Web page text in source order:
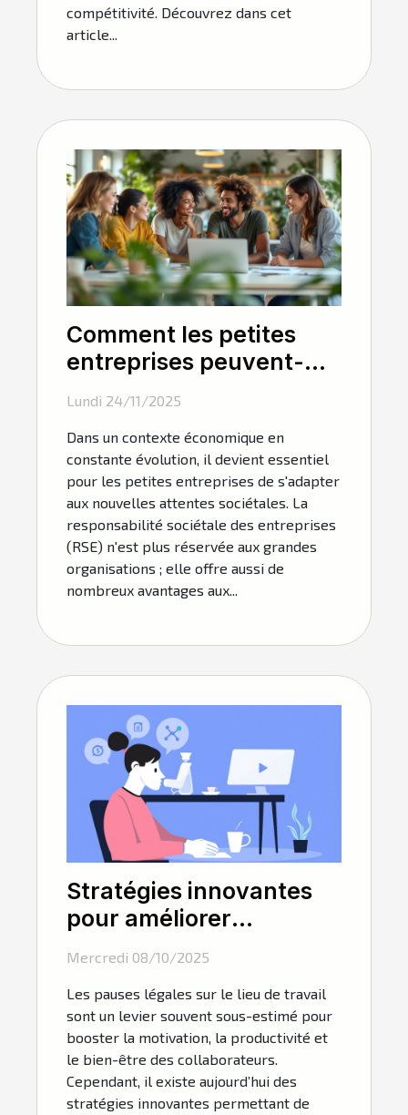
compétitivité. Découvrez dans cet
article...
Comment les petites
entreprises peuvent-
elles tirer profit de la
RSE ?
Lundi 24/11/2025
Dans un contexte économique en
constante évolution, il devient essentiel
pour les petites entreprises de s'adapter
aux nouvelles attentes sociétales. La
responsabilité sociétale des entreprises
(RSE) n'est plus réservée aux grandes
organisations ; elle offre aussi de
nombreux avantages aux...
Stratégies innovantes
pour améliorer
l'efficacité des pauses
légales au travail
Mercredi 08/10/2025
Les pauses légales sur le lieu de travail
sont un levier souvent sous-estimé pour
booster la motivation, la productivité et
le bien-être des collaborateurs.
Cependant, il existe aujourd’hui des
stratégies innovantes permettant de